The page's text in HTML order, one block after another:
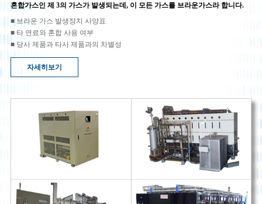
혼합가스인 제 3의 가스가 발생되는데, 이 모든 가스를 브라운가스라 합니다.
■ 브라운 가스 발생장치 사양표
■ 타 연료와 혼합 사용 여부
■ 당사 제품과 타사 제품과의 차별성
자세히보기